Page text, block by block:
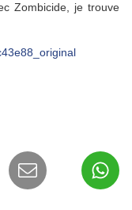
Zombicide, je trouve